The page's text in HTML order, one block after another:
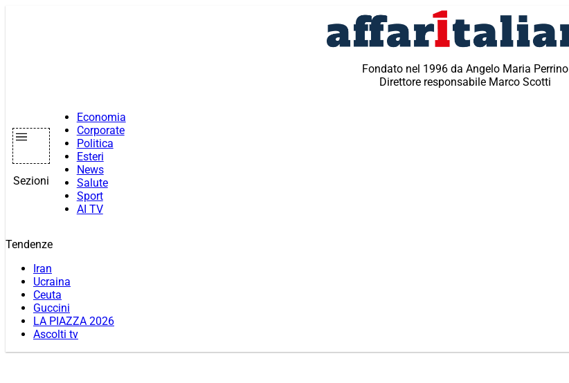
Fondato nel 1996 da Angelo Maria Perrino
Direttore responsabile Marco Scotti
Sezioni
Economia
Corporate
Politica
Esteri
News
Salute
Sport
AI TV
Tendenze
Iran
Ucraina
Ceuta
Guccini
LA PIAZZA 2026
Ascolti tv